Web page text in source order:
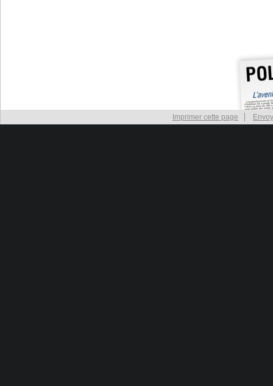
Imprimer cette page